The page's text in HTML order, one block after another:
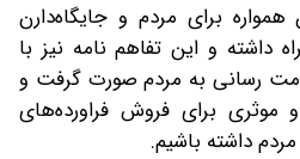
برای مردم و جایگاه‌دارن
داشته و این تفاهم نامه نیز با
رسانی به مردم صورت گرفت و
و موثری برای فروش فراورده‌های
داشته باشیم.